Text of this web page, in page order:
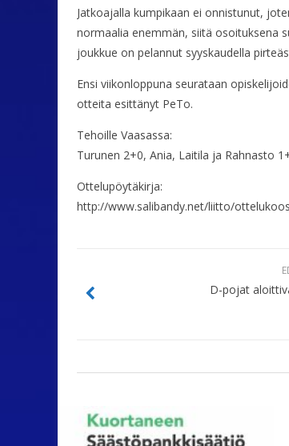
Jatkoajalla kumpikaan ei onnistunut,
normaalia enemmän, siitä osoituksena
joukkue on pelannut syyskaudella
Ensi viikonloppuna seurataan
otteita esittänyt PeTo.
Tehoille Vaasassa:
Turunen 2+0, Ania, Laitila ja Rahnasto
Ottelupöytäkirja:
http://www.salibandy.net/liitto/
D-pojat